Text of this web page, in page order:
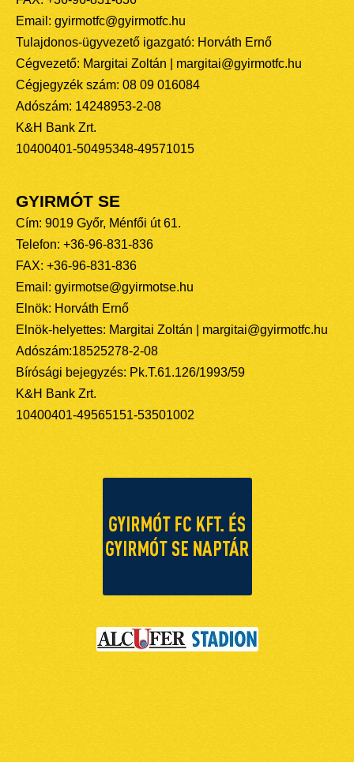
Email: gyirmotfc@gyirmotfc.hu
Tulajdonos-ügyvezető igazgató: Horváth Ernő
Cégvezető: Margitai Zoltán | margitai@gyirmotfc.hu
Cégjegyzék szám: 08 09 016084
Adószám: 14248953-2-08
K&H Bank Zrt.
10400401-50495348-49571015
GYIRMÓT SE
Cím: 9019 Győr, Ménfői út 61.
Telefon: +36-96-831-836
FAX: +36-96-831-836
Email: gyirmotse@gyirmotse.hu
Elnök: Horváth Ernő
Elnök-helyettes: Margitai Zoltán | margitai@gyirmotfc.hu
Adószám:18525278-2-08
Bírósági bejegyzés: Pk.T.61.126/1993/59
K&H Bank Zrt.
10400401-49565151-53501002